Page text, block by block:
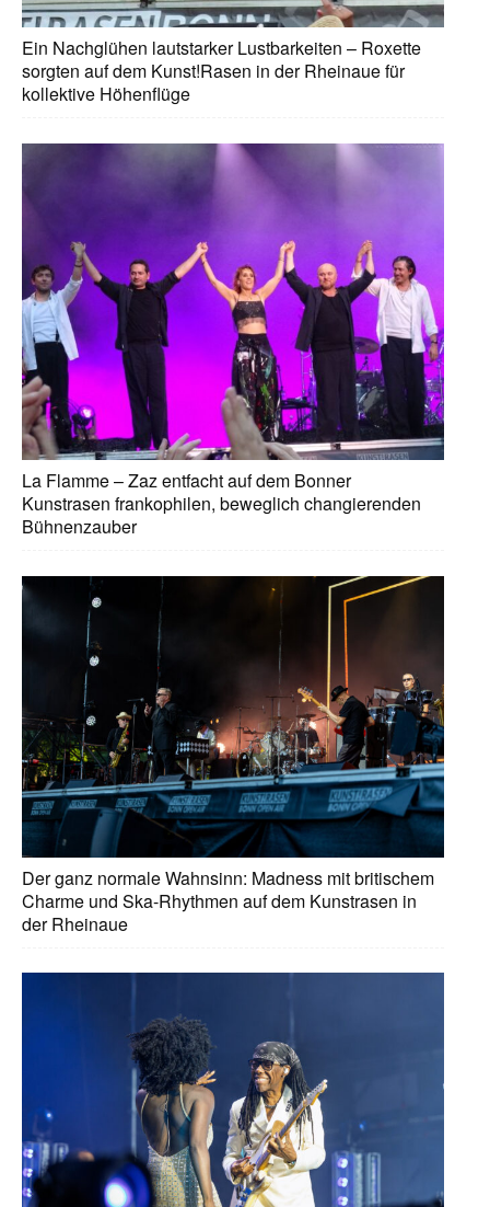
Ein Nachglühen lautstarker Lustbarkeiten – Roxette
sorgten auf dem Kunst!Rasen in der Rheinaue für
kollektive Höhenflüge
La Flamme – Zaz entfacht auf dem Bonner
Kunstrasen frankophilen, beweglich changierenden
Bühnenzauber
Der ganz normale Wahnsinn: Madness mit britischem
Charme und Ska-Rhythmen auf dem Kunstrasen in
der Rheinaue